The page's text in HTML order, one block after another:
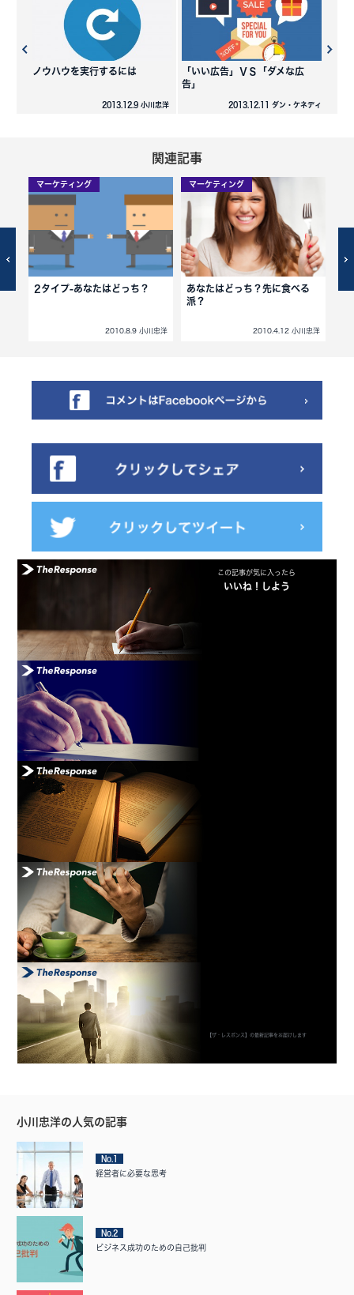
ノウハウを実行するには
2013.12.9 小川忠洋
「いい広告」ＶＳ「ダメな広
告」
2013.12.11 ダン・ケネディ
関連記事
マーケティング
2タイプ-あなたはどっち？
2010.8.9 小川忠洋
マーケティング
あなたはどっち？先に食べる
派？
2010.4.12 小川忠洋
この記事が気に入ったら
いいね！しよう
【ザ・レスポンス】の最新記事をお届けします
小川忠洋の人気の記事
No.1
経営者に必要な思考
No.2
ビジネス成功のための自己批判